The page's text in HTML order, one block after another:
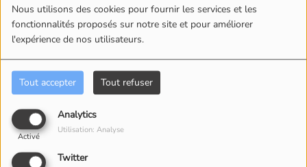
Nous utilisons des cookies pour fournir les services et les
fonctionnalités proposés sur notre site et pour améliorer
l'expérience de nos utilisateurs.
Tout accepter Tout refuser
Analytics
Activé
Utilisation: Analyse
Twitter
Equipes